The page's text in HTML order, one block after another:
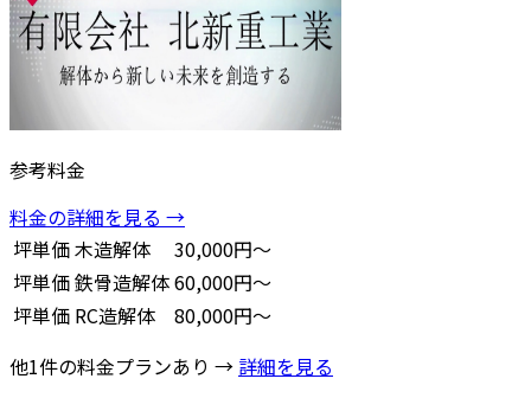
参考料金
料金の詳細を見る →
坪単価木造解体
30,000円～
坪単価鉄骨造解体60,000円～
坪単価 RC造解体
80,000円～
他1件の料金プランあり → 詳細を見る